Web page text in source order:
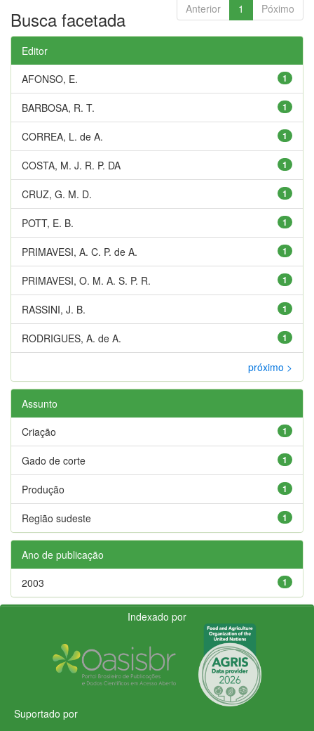
Anterior 1 Póximo
Busca facetada
Editor
1
AFONSO, E.
1
BARBOSA, R. T.
1
CORREA, L. de A.
1
COSTA, M. J. R. P. DA
1
CRUZ, G. M. D.
1
POTT, E. B.
1
PRIMAVESI, A. C. P. de A.
1
PRIMAVESI, O. M. A. S. P. R.
1
RASSINI, J. B.
1
RODRIGUES, A. de A.
próximo >
Assunto
1
Criação
1
Gado de corte
1
Produção
1
Região sudeste
Ano de publicação
1
2003
Indexado por
Suportado por